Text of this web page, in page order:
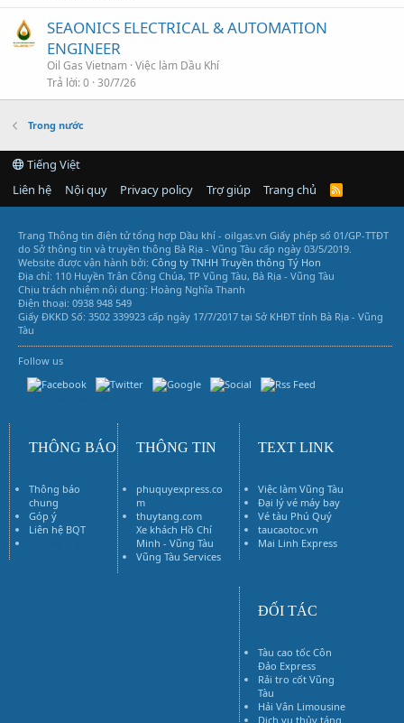
SEAONICS ELECTRICAL & AUTOMATION
ENGINEER
Oil Gas Vietnam Việc làm Dầu Khí
Trả lời 0 30/7/26
Trong nước
Tiếng Việt
Liên hệ
Nội quy Privacy policy Trợ giúp Trang chủ
R
Trang Thông tin điện tử tổng hợp Dầu khí - oilgas.vn Giấy phép số 01/GP-TTĐT
do Sở thông tin và truyền thông Bà Rịa - Vũng Tàu cấp ngày 03/5/2019.
Website được vận hành bởi: Công ty TNHH Truyền thông Tý Hon
Địa chỉ: 110 Huyền Trân Công Chúa, TP Vũng Tàu, Bà Rịa - Vũng Tàu
Chịu trách nhiệm nội dung: Hoàng Nghĩa Thanh
Điện thoại: 0938 948 549
Giấy ĐKKD Số: 3502 339923 cấp ngày 17/7/2017 tại Sở KHĐT tỉnh Bà Rịa - Vũng
Tàu
Follow us
THÔNG BÁO
Thông báo
chung
Góp ý
Liên hệ BQT
THÔNG TIN
phuquyexpress.co
m
thuytang.com
Xe khách Hồ Chí
Minh - Vũng Tàu
Vũng Tàu Services
TEXT LINK
Việc làm Vũng Tàu
Đại lý vé máy bay
Vé tàu Phú Quý
taucaotoc.vn
Mai Linh Express
ĐỐI TÁC
Tàu cao tốc Côn
Đảo Express
Rải tro cốt Vũng
Tàu
Hải Vân Limousine
Dịch vụ thủy táng